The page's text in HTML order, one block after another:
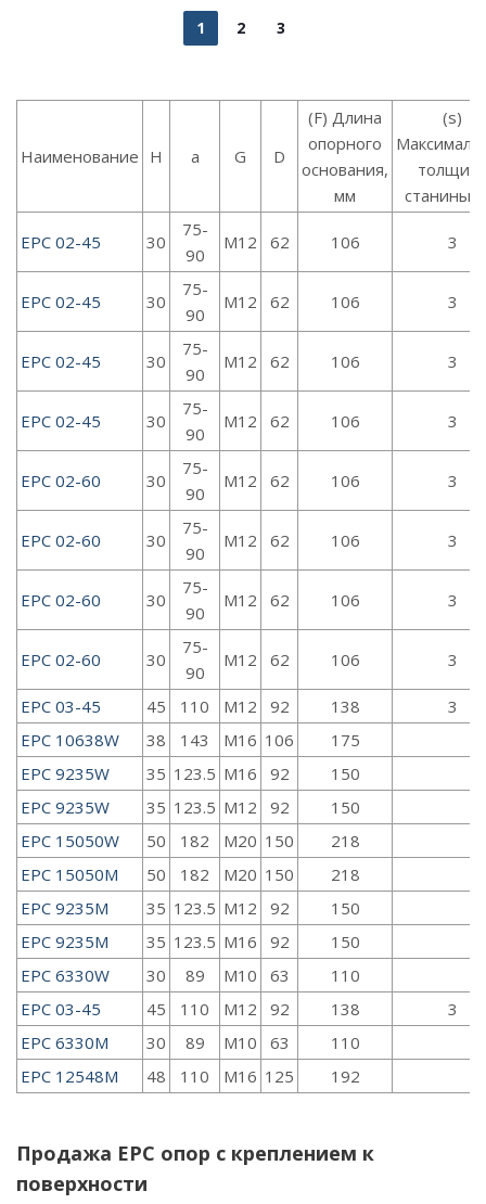
1 2 3
Наименование H a G D
(F) Длина
опорного
основания,
мм
(s)
станины,
EPC 02-45 30
75-
90
M12 62 106 3
EPC 02-45 30
75-
90
M12 62 106 3
EPC 02-45 30
75-
90
M12 62 106 3
EPC 02-45 30
75-
90
M12 62 106 3
EPC 02-60 30
75-
90
M12 62 106 3
EPC 02-60 30
75-
90
M12 62 106 3
EPC 02-60 30
75-
90
M12 62 106 3
EPC 02-60 30
75-
90
M12 62 106 3
EPC 03-45 45 110 M12 92 138
3
EPC 10638W
38 143 M16 106
175
EPC 9235W
35 123.5 M16 92
150
EPC 9235W
35 123.5 M12 92
150
EPC 15050W
50 182 М20 150
218
EPC 15050M
50 182 М20 150
218
EPC 9235M
35 123.5 M12 92
150
EPC 9235M
35 123.5 M16 92
150
EPC 6330W
30 89 M10 63
110
EPC 03-45
45 110 M12 92 138
3
EPC 6330M
30 89 M10 63
110
EPC 12548M
48 110 M16 125 192
Продажа EPC опор с креплением к
поверхности